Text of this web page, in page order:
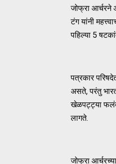
जोफ्रा आर्चरने
टंग यांनी
पहिल्या 5
पत्रकार
असते, परंतु
खेळपट्ट्या
लागते.
जोफ्रा